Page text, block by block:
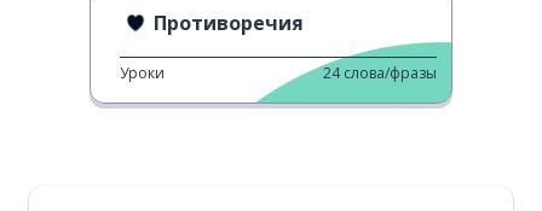
Противоречия
Уроки 24 слова/фразы